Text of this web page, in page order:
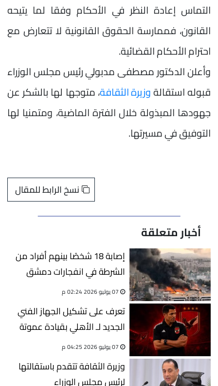
التماس إعادة النظر في الأحكام وفقا لما يتيحه
القانون، فممارسة الحقوق القانونية لا تتعارض مع
احترام الأحكام القضائية.
وأعلن الدكتور مصطفى مدبولي رئيس مجلس الوزراء
قبوله استقالةوزيرة الثقافة، متوجها لها بالشكر عن
جهودها المبذولة خلال الفترة الماضية، ومتمنيا لها
التوفيق في مسيرتها.
نسخ الرابط للمقال
أخبار متعلقة
إصابة 18 شخصًا بينهم أفراد من
الشرطة في انفجارات دمشق
07 يوليو 2026 02:24 م
تعرف على تشكيل الجهاز الفني
الجديد لـ الأهلي بقيادة عموتة
07 يوليو 2026 04:25 م
وزيرة الثقافة تتقدم باستقالتها
لرئيس مجلس الوزراء